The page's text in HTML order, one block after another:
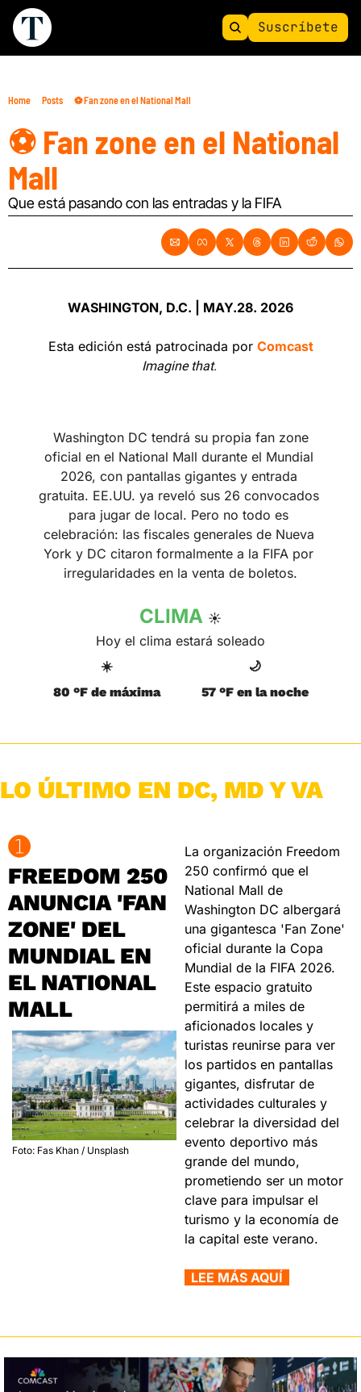
Suscríbete
Home Posts ⚽ Fan zone en el National Mall
⚽ Fan zone en el National
Mall
Que está pasando con las entradas y la FIFA
WASHINGTON, D.C. | MAY.28. 2026
Esta edición está patrocinada por Comcast
Imagine that.
oficial en el National Mall durante el Mundial
2026, con pantallas gigantes y entrada
gratuita. EE.UU. ya reveló sus 26 convocados
para jugar de local. Pero no todo es
celebración: las fiscales generales de Nueva
York y DC citaron formalmente a la FIFA por
irregularidades en la venta de boletos.
CLIMA ☀️
Hoy el clima estará soleado
☀️
80 °F de máxima
🌙
57 °F en la noche
LO ÚLTIMO EN DC, MD Y VA
➊
FREEDOM 250
ANUNCIA 'FAN
ZONE' DEL
MUNDIAL EN
EL NATIONAL
MALL
Foto: Fas Khan / Unsplash
La organización Freedom
250 confirmó que el
National Mall de
Washington DC albergará
una gigantesca 'Fan Zone'
oficial durante la Copa
Mundial de la FIFA 2026.
Este espacio gratuito
permitirá a miles de
aficionados locales y
turistas reunirse para ver
los partidos en pantallas
gigantes, disfrutar de
actividades culturales y
celebrar la diversidad del
evento deportivo más
grande del mundo,
prometiendo ser un motor
clave para impulsar el
turismo y la economía de
la capital este verano.
  LEE MÁS AQUÍ